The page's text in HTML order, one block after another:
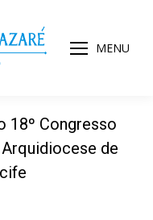
MENU
18º Congresso
de